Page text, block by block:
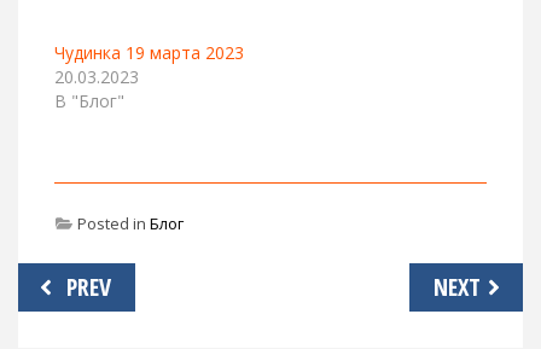
Чудинка 19 марта 2023
20.03.2023
В "Блог"
Posted in Блог
Навигация
по
PREV NEXT